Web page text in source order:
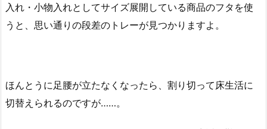
入れ・小物入れとしてサイズ展開している商品のフタを使
うと、思い通りの段差のトレーが見つかりますよ。
ほんとうに足腰が立たなくなったら、割り切って床生活に
切替えられるのですが……。